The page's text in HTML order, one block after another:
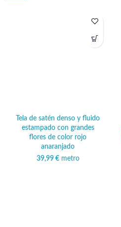
Tela de satén denso y fluido
estampado con grandes
flores de color rojo
anaranjado
39,99 €metro